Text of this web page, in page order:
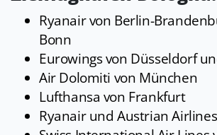
Ryanair von Berlin-
Bonn
Eurowings von Düsseldorf
Air Dolomiti von München
Lufthansa von Frankfurt
Ryanair und Austrian